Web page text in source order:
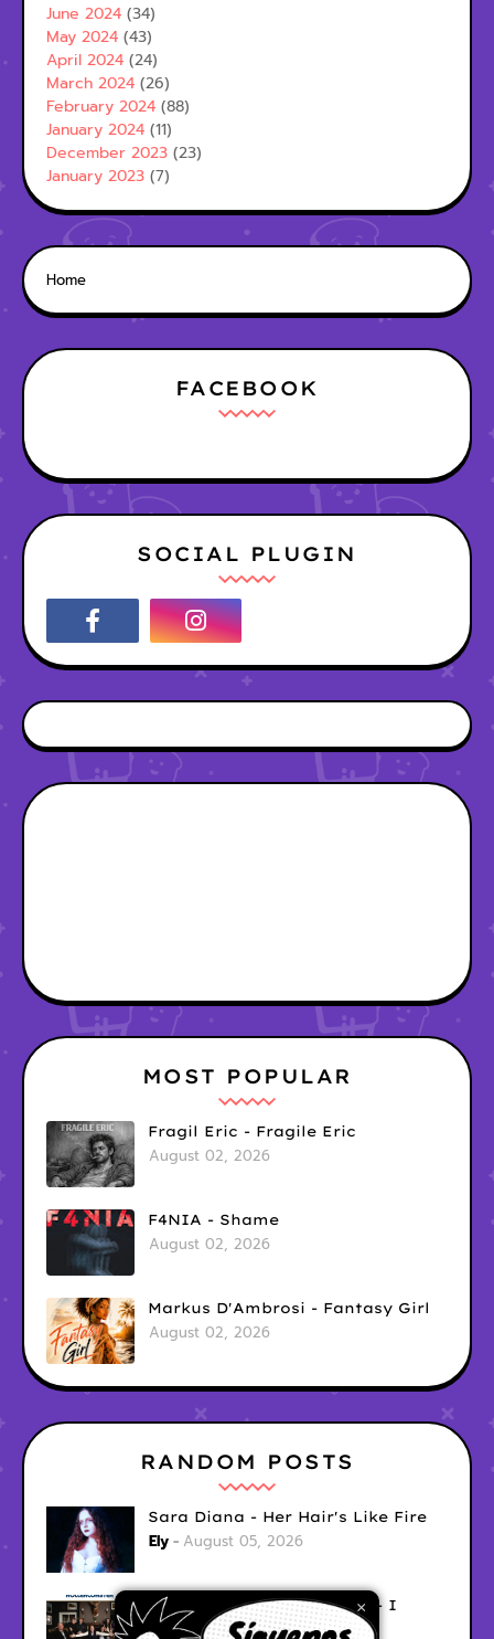
June 2024 (34)
May 2024 (43)
April 2024 (24)
March 2024 (26)
February 2024 (88)
January 2024 (11)
December 2023 (23)
January 2023 (7)
Home
FACEBOOK
SOCIAL PLUGIN
×
MOST POPULAR
Fragil Eric - Fragile Eric
August 02, 2026
F4NIA - Shame
August 02, 2026
Markus D'Ambrosi - Fantasy Girl
August 02, 2026
RANDOM POSTS
Sara Diana - Her Hair's Like Fire
Ely August 05, 2026
Good Vibes Rollercoaster - I
Don't Care